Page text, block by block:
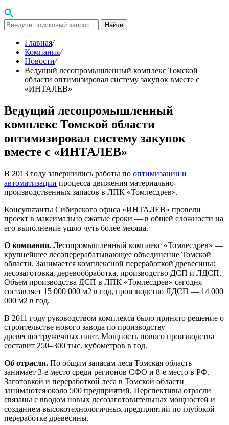
Найти
Главная/
Компания/
Новости/
Ведущий лесопромышленный комплекс Томской
области оптимизировал систему закупок вместе с
«ИНТАЛЕВ»
Ведущий лесопромышленный
комплекс Томской области
оптимизировал систему закупок
вместе с «ИНТАЛЕВ»
В 2013 году завершились работы по оптимизации и
автоматизации процесса движения материально-
производственных запасов в ЛПК «Томлесдрев».
Консультанты Сибирского офиса «ИНТАЛЕВ» провели
проект в максимально сжатые сроки — в общей сложности на
его выполнение ушло чуть более месяца.
О компании. Лесопромышленный комплекс «Томлесдрев» —
крупнейшее лесоперерабатывающее объединение Томской
области. Занимается комплексной переработкой древесины:
лесозаготовка, деревообработка, производство ДСП и ЛДСП.
Объем производства ДСП в ЛПК «Томлесдрев» сегодня
составляет 15 000 000 м2 в год, производство ЛДСП — 14 000
000 м2 в год.
В 2011 году руководством комплекса было принято решение о
строительстве нового завода по производству
древесностружечных плит. Мощность нового производства
составит 250–300 тыс. кубометров в год.
Об отрасли. По общим запасам леса Томская область
занимает 3-е место среди регионов СФО и 8-е место в РФ.
Заготовкой и переработкой леса в Томской области
занимаются около 500 предприятий. Перспективы отрасли
связаны с вводом новых лесозаготовительных мощностей и
созданием высокотехнологичных предприятий по глубокой
переработке древесины.